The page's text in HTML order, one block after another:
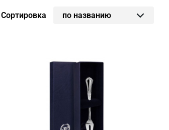
Сортировка по названию